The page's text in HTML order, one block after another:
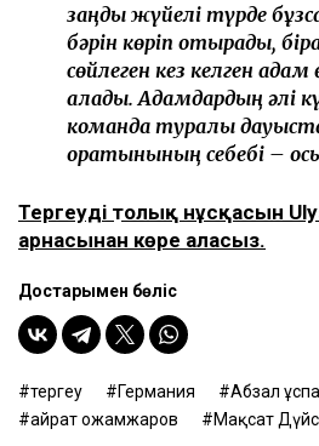
заңды жүйелі түрде
бәрін көріп отырады,
сөйлеген кез келген адам
қалады. Адамдардың әлі
команда туралы
қорқатынының себебі –
Тергеудің толық нұсқасын
арнасынан көре аласыз.
Достарыңмен бөліс
тергеу Германия
Абзал
Қайрат Қожамжаров
Мақсат